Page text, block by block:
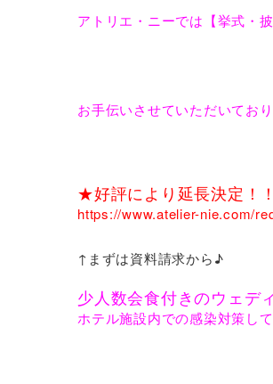
アトリエ・ニーでは【挙式・
お手伝いさせていただいて
★好評により延長決定！
https://www.atelier-nie.com/
↑まずは資料請求から♪
少人数会食付きのウェ
ホテル施設内での感染対策し